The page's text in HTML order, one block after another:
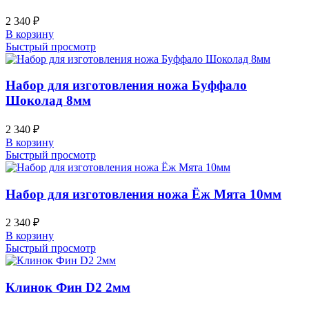
2 340 ₽
В корзину
Быстрый просмотр
Набор для изготовления ножа Буффало
Шоколад 8мм
2 340 ₽
В корзину
Быстрый просмотр
Набор для изготовления ножа Ёж Мята 10мм
2 340 ₽
В корзину
Быстрый просмотр
Клинок Фин D2 2мм